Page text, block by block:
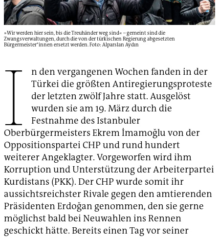
»Wir werden hier sein, bis die Treuhänder weg sind« – gemeint sind die
Zwangsverwaltungen, durch die von der türkischen Regierung abgesetzten
Bürgermeister*innen ersetzt werden. Foto: Alparslan Aydın
I
n den vergangenen Wochen fanden in der
Türkei die größten Antiregierungsproteste
der letzten zwölf Jahre statt. Ausgelöst
wurden sie am 19. März durch die
Festnahme des Istanbuler
Oberbürgermeisters Ekrem İmamoğlu von der
Oppositionspartei CHP und rund hundert
weiterer Angeklagter. Vorgeworfen wird ihm
Korruption und Unterstützung der Arbeiterpartei
Kurdistans (PKK). Der CHP wurde somit ihr
aussichtsreichster Rivale gegen den amtierenden
Präsidenten Erdoğan genommen, den sie gerne
möglichst bald bei Neuwahlen ins Rennen
geschickt hätte. Bereits einen Tag vor seiner